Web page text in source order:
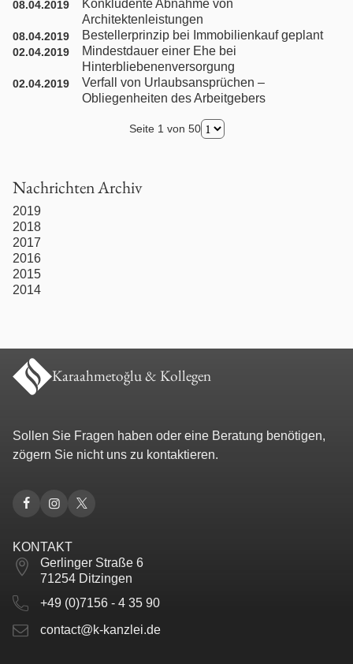
Umgangsrecht / Sorgerecht
Unfallrecht
Unterhaltsrecht
Vermögensauseinandersetzung
Werkstatt- und Werkvertragsrecht
Wohnraummietrecht / WEG-Recht
08.04.2019
Konkludente Abnahme von
Architektenleistungen
08.04.2019 Bestellerprinzip bei Immobilienkauf geplant
02.04.2019
Mindestdauer einer Ehe bei
Hinterbliebenenversorgung
02.04.2019
Verfall von Urlaubsansprüchen –
Obliegenheiten des Arbeitgebers
Seite 1 von 50
Nachrichten Archiv
2019
2018
2017
2016
2015
2014
Karaahmetoğlu & Kollegen
Sollen Sie Fragen haben oder eine Beratung benötigen,
zögern Sie nicht uns zu kontaktieren.
KONTAKT
Gerlinger Straße 6
71254 Ditzingen
+49 (0)7156 - 4 35 90
contact@k-kanzlei.de